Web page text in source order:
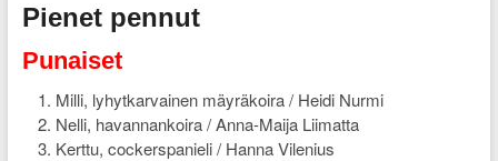
Pienet pennut
Punaiset
Milli, lyhytkarvainen mäyräkoira / Heidi Nurmi
Nelli, havannankoira / Anna-Maija Liimatta
Kerttu, cockerspanieli / Hanna Vilenius